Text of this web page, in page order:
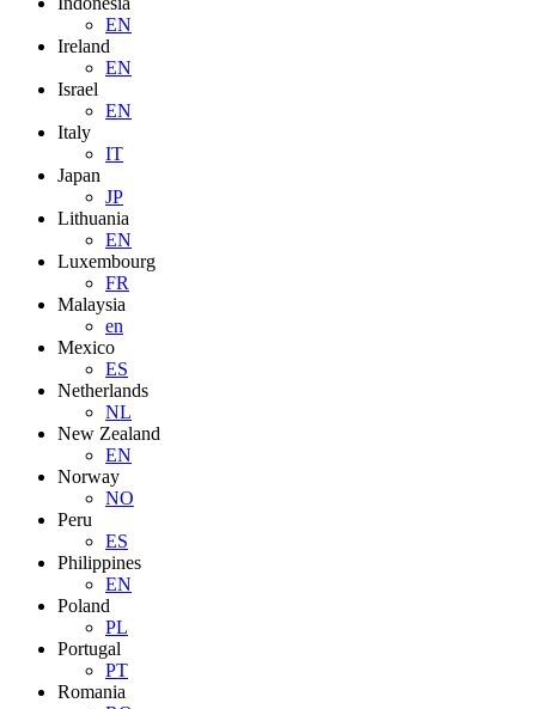
EN
Ireland
EN
Israel
EN
Italy
IT
Japan
JP
Lithuania
EN
Luxembourg
FR
Malaysia
en
Mexico
ES
Netherlands
NL
New Zealand
EN
Norway
NO
Peru
ES
Philippines
EN
Poland
PL
Portugal
PT
Romania